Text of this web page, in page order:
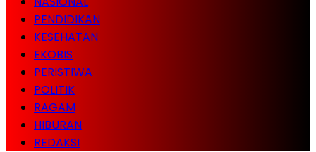
PENDIDIKAN
KESEHATAN
EKOBIS
PERISTIWA
POLITIK
RAGAM
HIBURAN
REDAKSI